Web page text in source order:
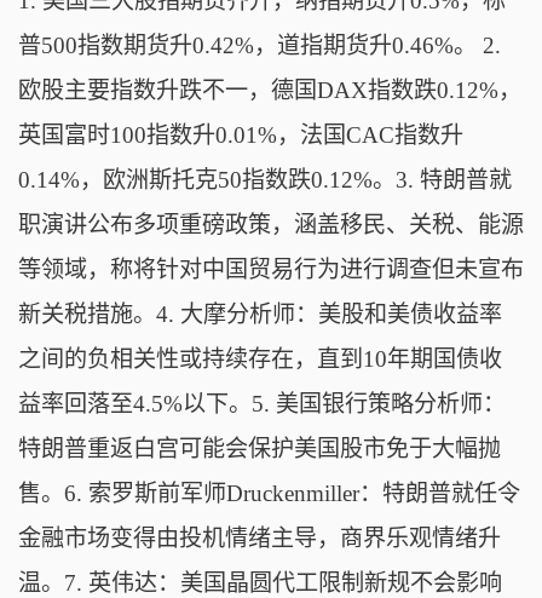
普500指数期货升0.42%，道指期货升0.46%。 2.
欧股主要指数升跌不一，德国DAX指数跌0.12%，
英国富时100指数升0.01%，法国CAC指数升
0.14%，欧洲斯托克50指数跌0.12%。3. 特朗普就
职演讲公布多项重磅政策，涵盖移民、关税、能源
等领域，称将针对中国贸易行为进行调查但未宣布
新关税措施。4. 大摩分析师：美股和美债收益率
之间的负相关性或持续存在，直到10年期国债收
益率回落至4.5%以下。5. 美国银行策略分析师：
特朗普重返白宫可能会保护美国股市免于大幅抛
售。6. 索罗斯前军师Druckenmiller：特朗普就任令
金融市场变得由投机情绪主导，商界乐观情绪升
温。7. 英伟达：美国晶圆代工限制新规不会影响